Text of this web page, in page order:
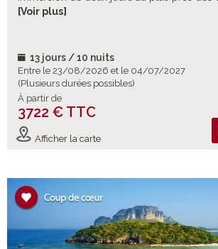
compagnie des mahouts, dans un camp où
[Voir plus]
13 jours / 10 nuits
Entre le 23/08/2026 et le 04/07/2027
(Plusieurs durées possibles)
À partir de
3722 € TTC
Afficher la carte